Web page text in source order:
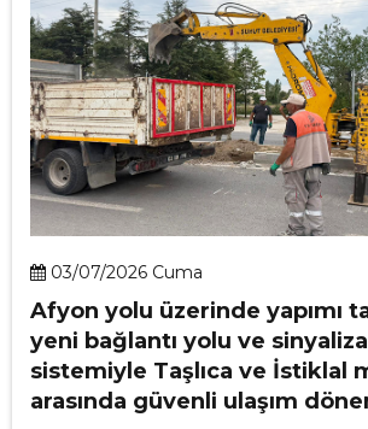
03/07/2026 Cuma
Afyon yolu üzerinde yapımı
yeni bağlantı yolu ve
sistemiyle Taşlıca ve İstiklal
arasında güvenli ulaşım